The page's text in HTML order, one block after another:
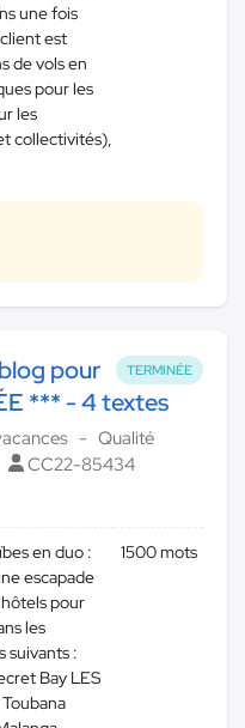
une fois
est
de vols en
pour les
les
collectivités),
TERMINÉE
pour
*** - 4 textes
Qualité
CC22-85434
en duo :
escapade
pour
les
suivants :
Bay LES
1500 mots